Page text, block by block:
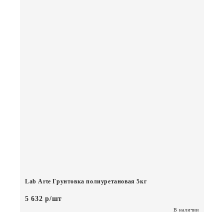
Lab Arte Грунтовка полиуретановая 5кг
5 632 р/шт
В наличии